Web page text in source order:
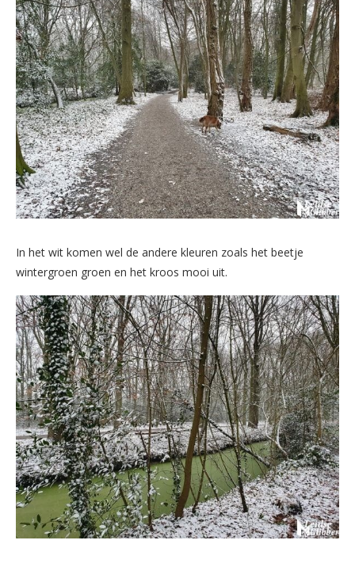
In het wit komen wel de andere kleuren zoals het beetje
wintergroen groen en het kroos mooi uit.